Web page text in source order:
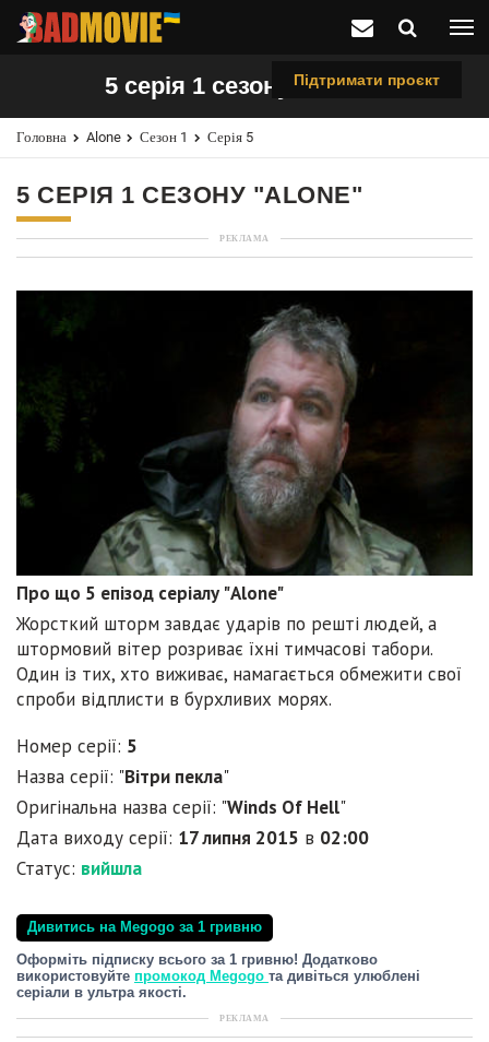
Підтримати проєкт
5 серія 1 сезону "Alone"
Головна Alone Сезон 1 Серія 5
5 СЕРІЯ 1 СЕЗОНУ "ALONE"
РЕКЛАМА
Про що 5 епізод серіалу "Alone"
Жорсткий шторм завдає ударів по решті людей, а
штормовий вітер розриває їхні тимчасові табори.
Один із тих, хто виживає, намагається обмежити свої
спроби відплисти в бурхливих морях.
Номер серії: 5
Назва серії: "Вітри пекла"
Оригінальна назва серії: "Winds Of Hell"
Дата виходу серії: 17 липня 2015 в 02:00
Статус: вийшла
Дивитись на Megogo за 1 гривню
Оформіть підписку всього за 1 гривню! Додатково
використовуйте промокод Megogo та дивіться улюблені
серіали в ультра якості.
РЕКЛАМА